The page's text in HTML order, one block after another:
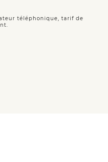
téléphonique, tarif de